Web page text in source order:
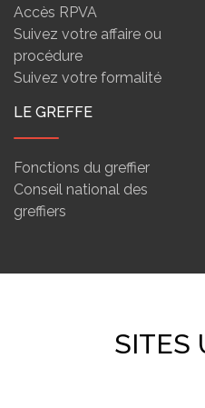
Accès RPVA
Suivez votre affaire ou
procédure
Suivez votre formalité
LE GREFFE
Fonctions du greffier
Conseil national des
greffiers
SITES